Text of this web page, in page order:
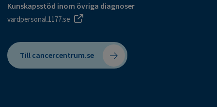
Kunskapsstöd inom övriga diagnoser
vardpersonal.1177.se
Till cancercentrum.se